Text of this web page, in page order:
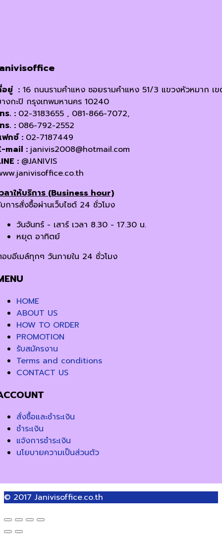
อยู่ : 16 ถนนรามคำแหง ซอยรามคำแหง 51/3 แขวงหัวหมาก เ
งกะปิ กรุงเทพมหานคร 10240
ร. : 02-3183655 , 081-866-7072,
ร. : 086-792-2552
กซ์ : 02-7187449
mail : janivis2008@hotmail.com
: @JANIVIS
ลาให้บริการ (Business hour)
การสั่งซื้อผ่านเว็บไซต์ 24 ชั่วโมง
วันจันทร์ - เสาร์ เวลา 8.30 - 17.30 น.
หยุด อาทิตย์
บอีเมล์ทุกๆ วันภายใน 24 ชั่วโมง
HOME
ABOUT US
HOW TO ORDER
PROMOTION
รับสมัครงาน
Terms and conditions
CONTACT US
สั่งซื้อและชำระเงิน
ชำระเงิน
แจ้งการชำระเงิน
นโยบายความเป็นส่วนตัว
© 2017 Janivisoffice.co.th